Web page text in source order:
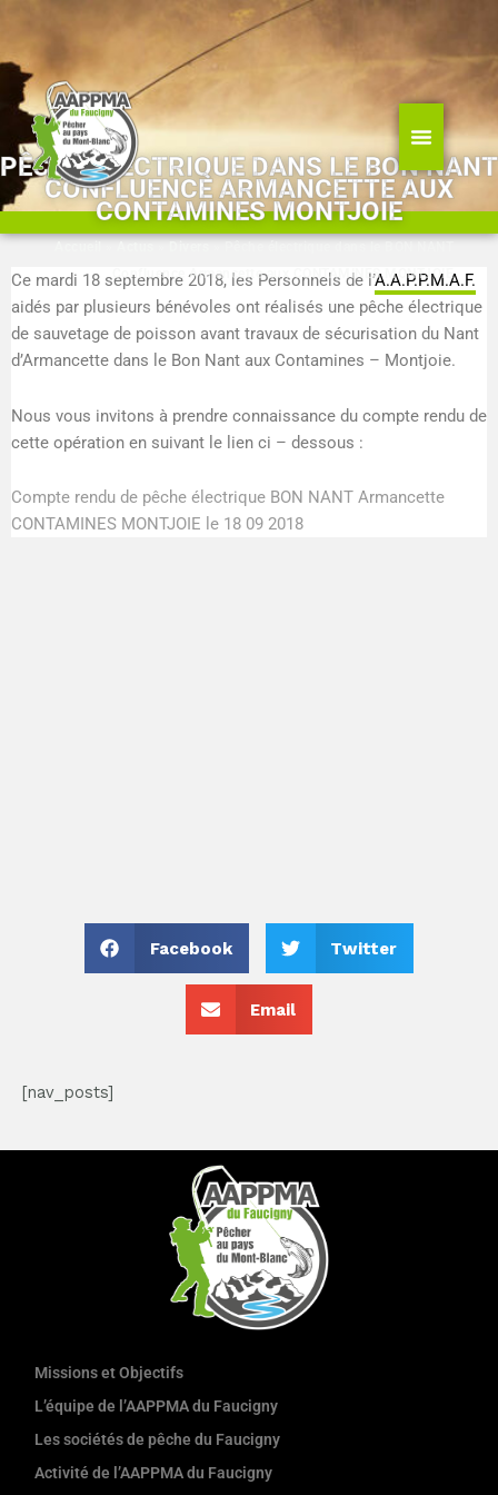
contenu
PÊCHE ÉLECTRIQUE DANS LE BON NANT
CONFLUENCE ARMANCETTE AUX
CONTAMINES MONTJOIE
Confluence Armancette aux CONTAMINES MONTJOIE
Ce mardi 18 septembre 2018, les Personnels de l’A.A.P.P.M.A.F.
aidés par plusieurs bénévoles ont réalisés une pêche électrique
de sauvetage de poisson avant travaux de sécurisation du Nant
d’Armancette dans le Bon Nant aux Contamines – Montjoie.
Nous vous invitons à prendre connaissance du compte rendu de
cette opération en suivant le lien ci – dessous :
Compte rendu de pêche électrique BON NANT Armancette
CONTAMINES MONTJOIE le 18 09 2018
Facebook Twitter
Email
[nav_posts]
Missions et Objectifs
L’équipe de l’AAPPMA du Faucigny
Les sociétés de pêche du Faucigny
Activité de l’AAPPMA du Faucigny